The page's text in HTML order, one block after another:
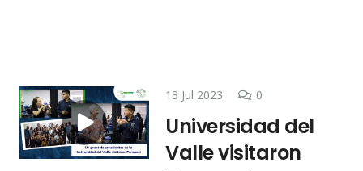
13 Jul 2023 0
Universidad del
Valle visitaron